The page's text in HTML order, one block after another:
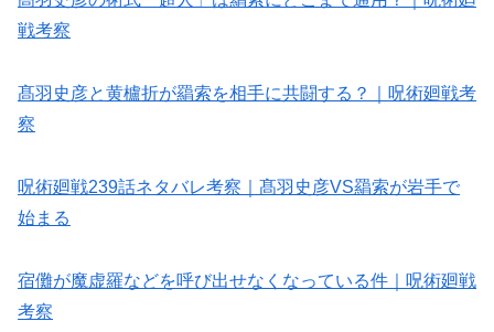
戦考察
髙羽史彦と黄櫨折が羂索を相手に共闘する？｜呪術廻戦考
察
呪術廻戦239話ネタバレ考察｜髙羽史彦VS羂索が岩手で
始まる
宿儺が魔虚羅などを呼び出せなくなっている件｜呪術廻戦
考察